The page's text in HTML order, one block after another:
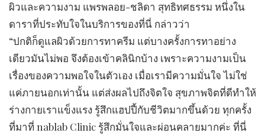
ผิวและความงาม แพรพลอย-ชลิดา สุทธิทศธรรม หนึ่งใน
ดาราที่ประทับใจในบริการของที่นี่ กล่าวว่า
“ปกติก็ดูแลผิวด้วยการทาครีม แต่บางครั้งการทาอย่าง
เดียวมันไม่พอ จึงต้องเข้าคลินิกบ้าง เพราะความงามเป็น
เรื่องของความพอใจในตัวเอง เมื่อเรามีความมั่นใจ ไม่ใช่
แค่ภายนอกเท่านั้น แต่ส่งผลไปถึงจิตใจ สุขภาพจิตที่ดีทำให้
ร่างกายเราแข็งแรง รู้สึกแฮปปี้กับชีวิตมากขึ้นด้วย ทุกครั้ง
ที่มาที่ nablab Clinic รู้สึกมั่นใจและผ่อนคลายมากค่ะ ที่นี่